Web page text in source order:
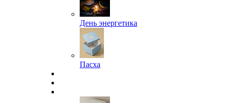
День энергетика
Пасха